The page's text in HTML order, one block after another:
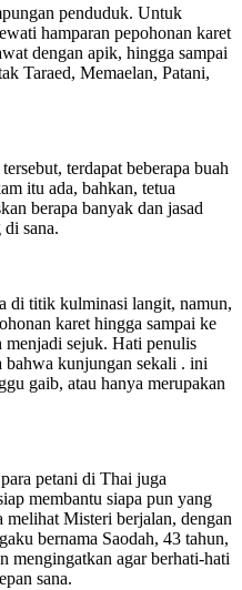
penduduk. Untuk
hamparan pepohonan karet
dengan apik, hingga sampai
Taraed, Memaelan, Patani,
terdapat beberapa buah
itu ada, bahkan, tetua
berapa banyak dan jasad
sana.
di titik kulminasi langit, namun,
karet hingga sampai ke
menjadi sejuk. Hati penulis
bahwa kunjungan sekali . ini
gaib, atau hanya merupakan
petani di Thai juga
membantu siapa pun yang
Misteri berjalan, dengan
bernama Saodah, 43 tahun,
mengingatkan agar berhati-hati
sana.